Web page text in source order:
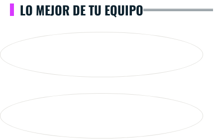
LO MEJOR DE TU EQUIPO